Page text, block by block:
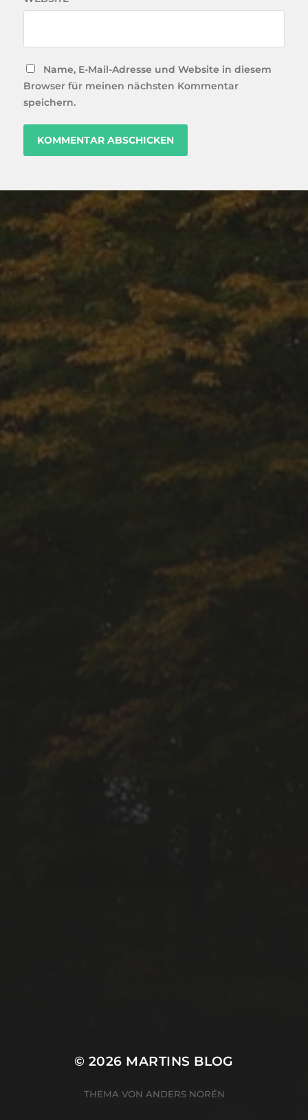
Name, E-Mail-Adresse und Website in diesem
Browser für meinen nächsten Kommentar
speichern.
© 2026 MARTINS BLOG
THEMA VON ANDERS NORÉN